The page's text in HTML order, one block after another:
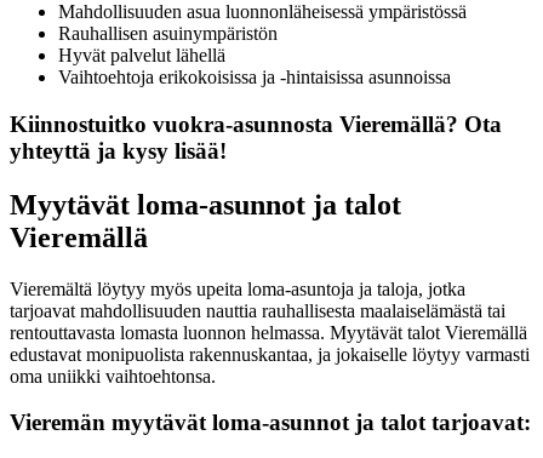
Mahdollisuuden asua luonnonläheisessä ympäristössä
Rauhallisen asuinympäristön
Hyvät palvelut lähellä
Vaihtoehtoja erikokoisissa ja -hintaisissa asunnoissa
Kiinnostuitko vuokra-asunnosta Vieremällä? Ota
yhteyttä ja kysy lisää!
Myytävät loma-asunnot ja talot
Vieremällä
Vieremältä löytyy myös upeita loma-asuntoja ja taloja, jotka
tarjoavat mahdollisuuden nauttia rauhallisesta maalaiselämästä tai
rentouttavasta lomasta luonnon helmassa. Myytävät talot Vieremällä
edustavat monipuolista rakennuskantaa, ja jokaiselle löytyy varmasti
oma uniikki vaihtoehtonsa.
Vieremän myytävät loma-asunnot ja talot tarjoavat: